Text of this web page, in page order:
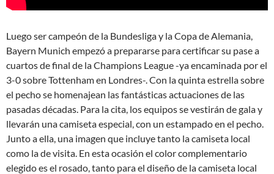
Luego ser campeón de la Bundesliga y la Copa de Alemania,
Bayern Munich empezó a prepararse para certificar su pase a
cuartos de final de la Champions League -ya encaminada por el
3-0 sobre Tottenham en Londres-. Con la quinta estrella sobre
el pecho se homenajean las fantásticas actuaciones de las
pasadas décadas. Para la cita, los equipos se vestirán de gala y
llevarán una camiseta especial, con un estampado en el pecho.
Junto a ella, una imagen que incluye tanto la camiseta local
como la de visita. En esta ocasión el color complementario
elegido es el rosado, tanto para el diseño de la camiseta local